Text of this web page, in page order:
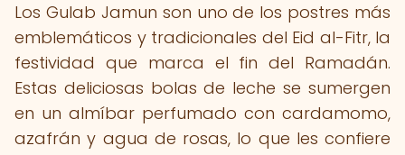
Los Gulab Jamun son uno de los postres más
emblemáticos y tradicionales del Eid al-Fitr, la
festividad que marca el fin del Ramadán.
Estas deliciosas bolas de leche se sumergen
en un almíbar perfumado con cardamomo,
azafrán y agua de rosas, lo que les confiere